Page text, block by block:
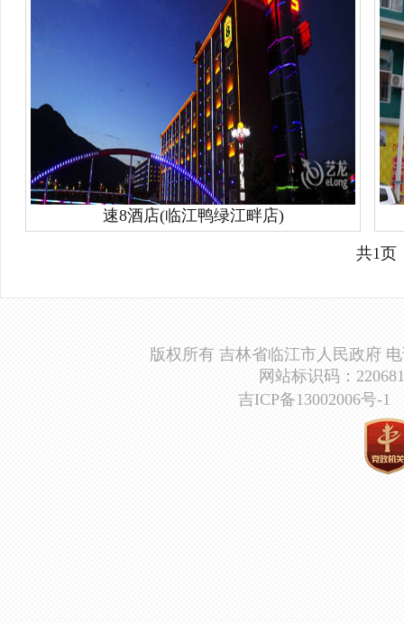
速8酒店(临江鸭绿江畔店)
共1页
版权所有 吉林省临江市人民政府 电
网站标识码：
吉ICP备13002006号-1